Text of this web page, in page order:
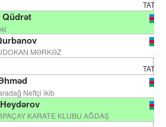
MƏRKƏZ
Neftçi ikib
KARATE KLUBU AĞDAŞ